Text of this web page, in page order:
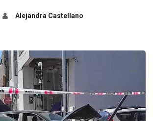
Alejandra Castellano